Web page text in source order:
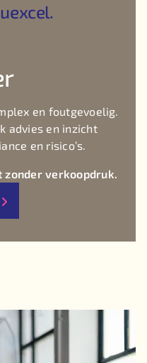
en foutgevoelig.
advies en inzicht
en risico’s.
zonder verkoopdruk.